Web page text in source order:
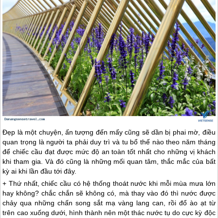
Đẹp là một chuyện, ấn tượng đến mấy cũng sẽ dần bị phai mờ, điều
quan trọng là người ta phải duy trì và tu bổ thế nào theo năm tháng
để chiếc cầu đạt được mức độ an toàn tốt nhất cho những vị khách
khi tham gia. Và đó cũng là những mối quan tâm, thắc mắc của bất
kỳ ai khi lần đầu tới đây.
+ Thứ nhất, chiếc cầu có hệ thống thoát nước khi mỗi mùa mưa lớn
hay không? chắc chắn sẽ không có, mà thay vào đó thì nước được
chảy qua những chấn song sắt mạ vàng lang can, rồi đổ ào ạt từ
trên cao xuống dưới, hình thành nên một thác nước tụ do cực kỳ độc